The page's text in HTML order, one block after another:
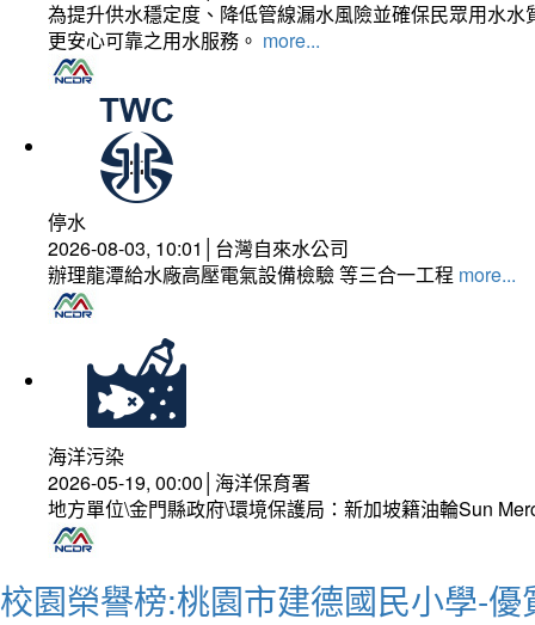
為提升供水穩定度、降低管線漏水風險並確保民眾用水
更安心可靠之用水服務。 more...
停水
2026-08-03, 10:01│台灣自來水公司
辦理龍潭給水廠高壓電氣設備檢驗 等三合一工程 more...
海洋污染
2026-05-19, 00:00│海洋保育署
地方單位\金門縣政府\環境保護局：新加坡籍油輪Sun
校園榮譽榜:桃園市建德國民小學-優